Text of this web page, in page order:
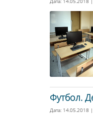
Футбол.
Дата: 14.05.2018 |